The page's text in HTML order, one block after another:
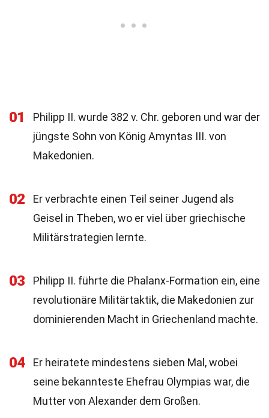
01
Philipp II. wurde 382 v. Chr. geboren und war der
jüngste Sohn von König Amyntas III. von
Makedonien.
02
Er verbrachte einen Teil seiner Jugend als
Geisel in Theben, wo er viel über griechische
Militärstrategien lernte.
03
Philipp II. führte die Phalanx-Formation ein, eine
revolutionäre Militärtaktik, die Makedonien zur
dominierenden Macht in Griechenland machte.
04
Er heiratete mindestens sieben Mal, wobei
seine bekannteste Ehefrau Olympias war, die
Mutter von Alexander dem Großen.